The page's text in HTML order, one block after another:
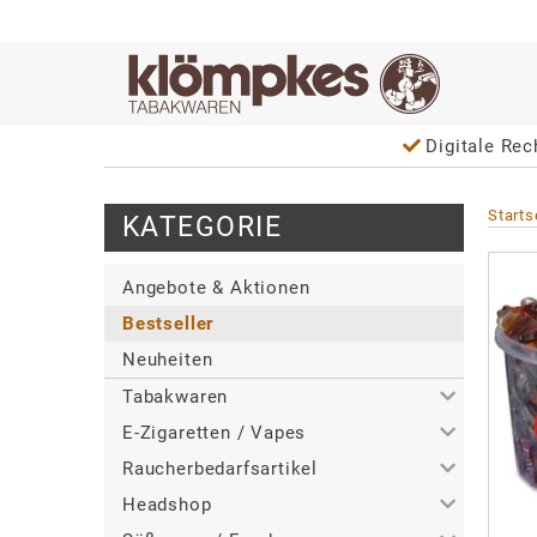
Digitale
KATEGORIE
Angebote & Aktionen
Bestseller
Neuheiten
Tabakwaren
>Alle
>Zigaretten
>Zigarren / Zigarillos
E-Zigaretten / Vapes
>Alle
>Tabakerhitzer
Raucherbedarfsartikel
>Alle
Headshop